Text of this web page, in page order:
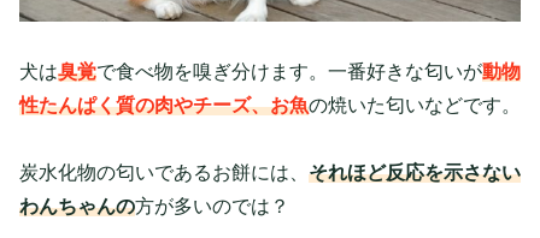
犬は臭覚で食べ物を嗅ぎ分けます。一番好きな匂いが動物
性たんぱく質の肉やチーズ、お魚の焼いた匂いなどです。
炭水化物の匂いであるお餅には、 それほど反応を示さない
わんちゃんの方が多いのでは？